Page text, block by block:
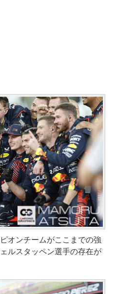
オンチームがここまでの強
ルスタッペン選手の存在が